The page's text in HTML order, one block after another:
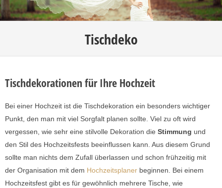
Tischdeko
Tischdekorationen für Ihre Hochzeit
Bei einer Hochzeit ist die Tischdekoration ein besonders wichtiger
Punkt, den man mit viel Sorgfalt planen sollte. Viel zu oft wird
vergessen, wie sehr eine stilvolle Dekoration die Stimmung und
den Stil des Hochzeitsfests beeinflussen kann. Aus diesem Grund
sollte man nichts dem Zufall überlassen und schon frühzeitig mit
der Organisation mit dem Hochzeitsplaner beginnen. Bei einem
Hochzeitsfest gibt es für gewöhnlich mehrere Tische, wie